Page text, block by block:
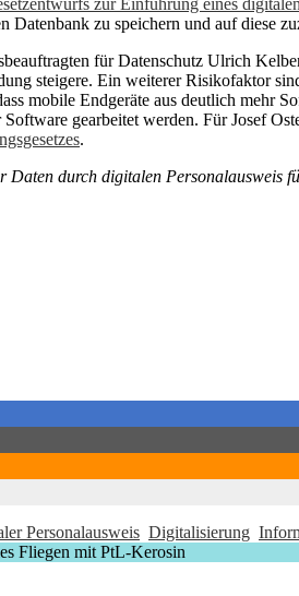
zur Einführung eines
Datenbank zu speichern und auf diese
für Datenschutz Ulrich
steigere. Ein weiterer Risikofaktor
mobile Endgeräte aus deutlich mehr
gearbeitet werden. Für Josef
.
Daten durch digitalen Personalausweis
Personalausweis Digitalisierung